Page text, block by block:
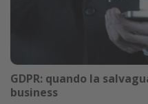
GDPR: quando la
business